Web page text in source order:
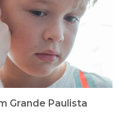
Grande Paulista